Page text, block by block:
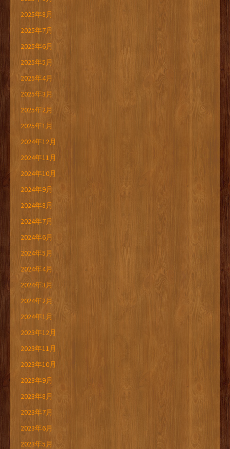
2025年8月
2025年7月
2025年6月
2025年5月
2025年4月
2025年3月
2025年2月
2025年1月
2024年12月
2024年11月
2024年10月
2024年9月
2024年8月
2024年7月
2024年6月
2024年5月
2024年4月
2024年3月
2024年2月
2024年1月
2023年12月
2023年11月
2023年10月
2023年9月
2023年8月
2023年7月
2023年6月
2023年5月